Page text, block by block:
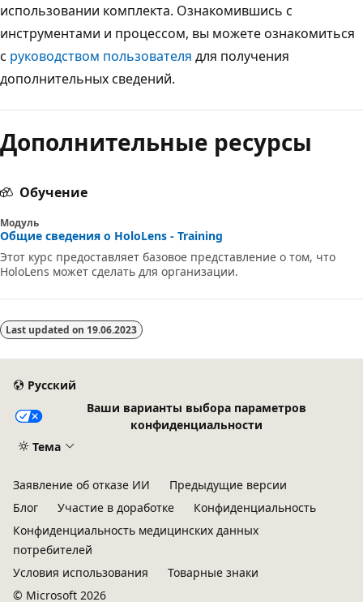
использовании комплекта. Ознакомившись с
инструментами и процессом, вы можете ознакомиться
с руководством пользователя для получения
дополнительных сведений.
выключен
Дополнительные ресурсы
Обучение
Модуль
Общие сведения о HoloLens - Training
Этот курс предоставляет базовое представление о том, что
HoloLens может сделать для организации.
Last updated on 19.06.2023
Русский
Ваши варианты выбора параметров
конфиденциальности
Тема
Заявление об отказе ИИ
Предыдущие версии
Блог
Участие в доработке
Конфиденциальность
Конфиденциальность медицинских данных
потребителей
Условия использования
Товарные знаки
© Microsoft 2026